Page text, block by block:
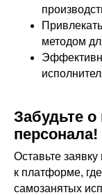
методом
Забудьте
персонала!
Оставьте
к платформе,
самозанятых